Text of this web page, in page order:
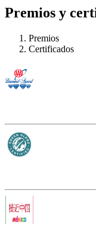
Premios y
Premios
Certificados